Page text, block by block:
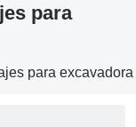
para
para excavadora